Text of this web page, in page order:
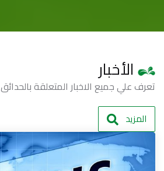
الأخبار
تعرف علي جميع الاخبار المتعلقة بالحدائق
المزيد